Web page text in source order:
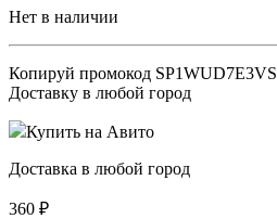
Нет в наличии
Копируй промокод SP1WUD7E3VS
Доставку в любой город
Купить на Авито
Доставка в любой город
360 ₽